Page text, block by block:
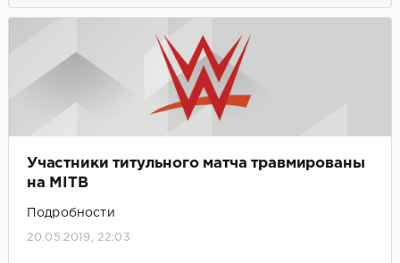
Участники титульного матча травмированы
на MITB
Подробности
20.05.2019, 22:03